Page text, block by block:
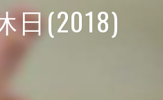
日(2018)